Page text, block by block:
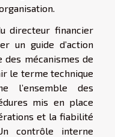
directeur financier
un guide d’action
mécanismes de
le terme technique
l’ensemble des
mis en place
et la fiabilité
contrôle interne